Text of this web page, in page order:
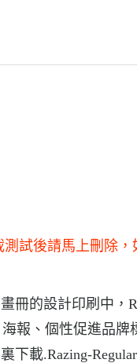
測試後請馬上刪除，
冊的設計印刷中，
報、個性促進品牌
下載.Razing-